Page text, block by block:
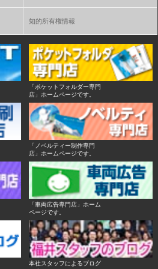
知的所有権情報
「ポケットフォルダー専門
店」ホームページです。
「ノベルティー制作専門
店」ホームページです。
「車両広告専門店」ホーム
ページです。
本社スタッフによるブログ